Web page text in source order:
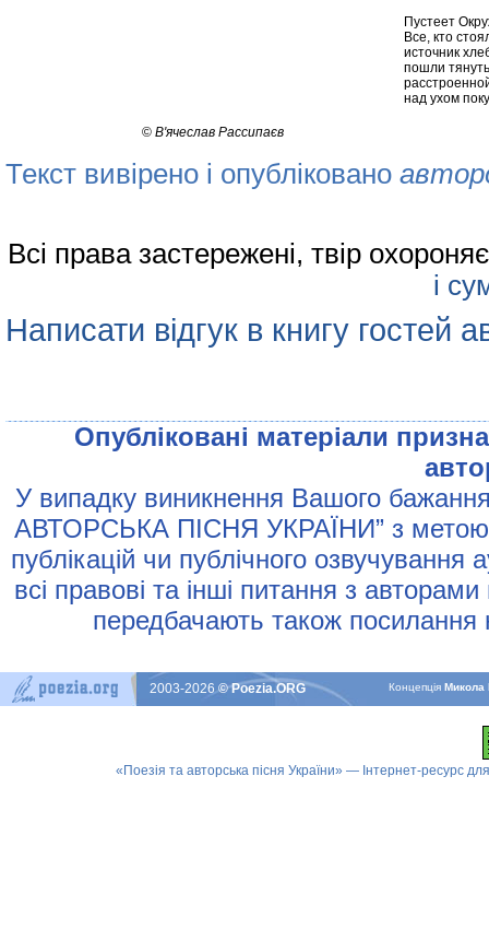
Пустеет
Все, кто
источник
пошли
над ухом
© В'ячеслав Рассипаєв
Текст вивірено і опубліковано
Всі права застережені, твір
і
Написати відгук в книгу гостей
Опублiкованi матерiали
У випадку виникнення Вашого
АВТОРСЬКА ПIСНЯ УКРАЇНИ” з метою
публiкацiй чи публiчного
всi правовi та iншi питання з
передбачають також
КонцепцiяМикола
2003-2026© Poezia.ORG
«Поезія та авторська пісня України» — Інтернет-ресурс